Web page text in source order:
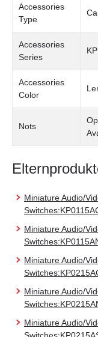
Accessories
Type
Accessories
Series
KP
Accessories
Color
Nots
Miniature Audio/
Miniature Audio/
Miniature Audio/
Miniature Audio/
Miniature Audio/